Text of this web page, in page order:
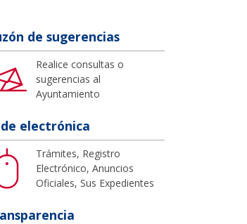
de sugerencias
Realice consultas o
sugerencias al
Ayuntamiento
electrónica
Trámites, Registro
Electrónico, Anuncios
Oficiales, Sus Expedientes